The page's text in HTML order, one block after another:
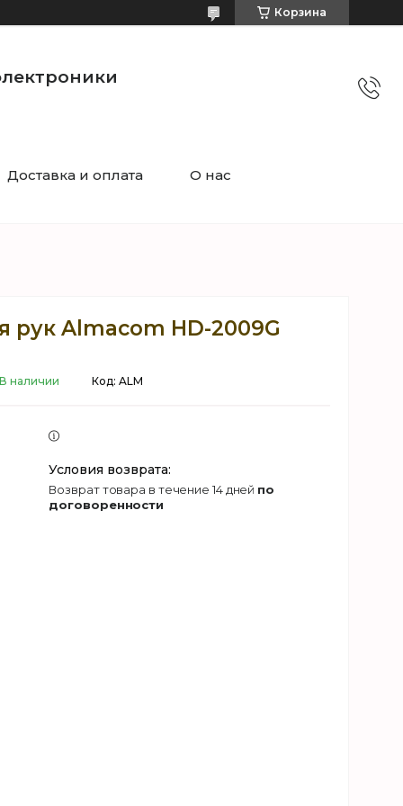
Корзина
Доставка и оплата О нас
рук Almacom HD-2009G
В наличии Код: ALM
возврат товара в течение 14 дней по
договоренности